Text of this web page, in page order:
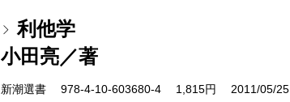
利他学
小田亮／著
新潮選書 978-4-10-603680-4 1,815円 2011/05/25